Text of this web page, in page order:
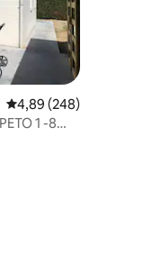
Средна оценка: 4,89
4,89 (248)
1 -8